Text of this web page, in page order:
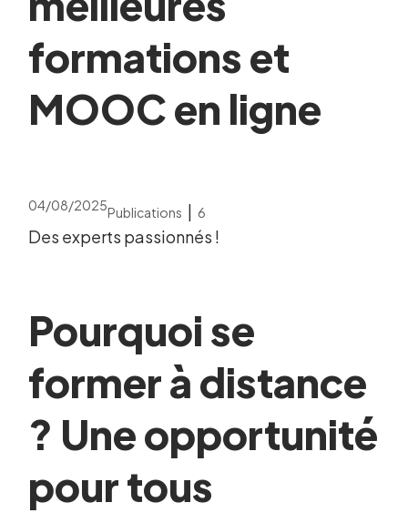
formations et
MOOC en ligne
04/08/2025Publications | 6
Des experts passionnés !
Pourquoi se
former à distance
? Une opportunité
pour tous